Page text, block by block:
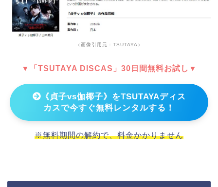
（画像引用元：TSUTAYA）
▼「TSUTAYA DISCAS」30日間無料お試し▼
《貞子vs伽椰子》をTSUTAYAディス
カスで今すぐ無料レンタルする！
※無料期間の解約で、料金かかりません